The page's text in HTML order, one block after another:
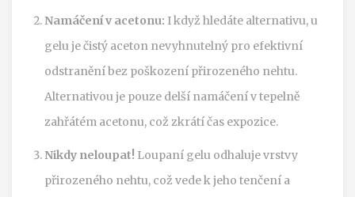
Namáčení v acetonu: I když hledáte alternativu, u
gelu je čistý aceton nevyhnutelný pro efektivní
odstranění bez poškození přirozeného nehtu.
Alternativou je pouze delší namáčení v tepelně
zahřátém acetonu, což zkrátí čas expozice.
Nikdy neloupat! Loupaní gelu odhaluje vrstvy
přirozeného nehtu, což vede k jeho tenčení a